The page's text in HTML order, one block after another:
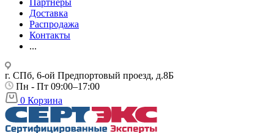
Партнеры
Доставка
Распродажа
Контакты
...
г. СПб, 6-ой Предпортовый проезд, д.8Б
Пн - Пт 09:00–17:00
0 Корзина